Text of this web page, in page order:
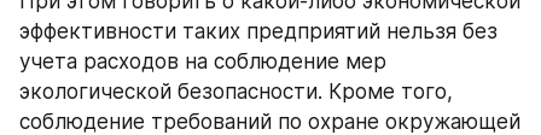
эффективности таких предприятий нельзя без
учета расходов на соблюдение мер
экологической безопасности. Кроме того,
соблюдение требований по охране окружающей